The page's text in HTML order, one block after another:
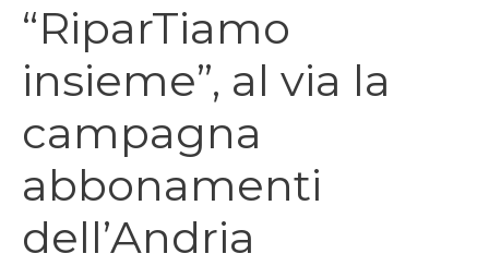
“RiparTiamo
insieme”, al via la
campagna
abbonamenti
dell’Andria